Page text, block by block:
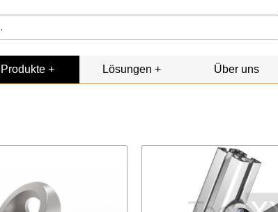
Produkte Lösungen Über uns